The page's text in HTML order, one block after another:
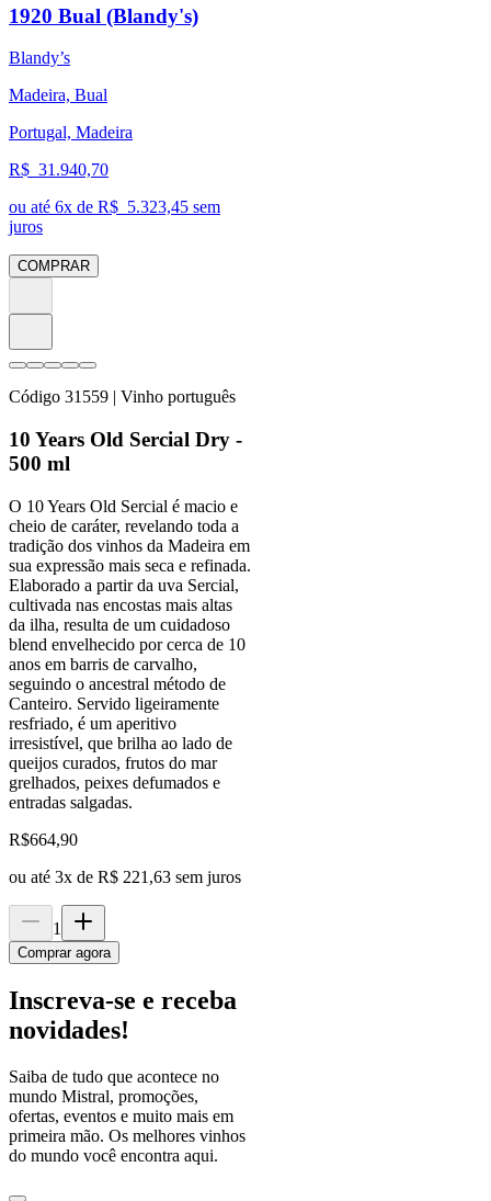
1920 Bual (Blandy's)
Blandy’s
Madeira, Bual
Portugal, Madeira
R$ 31.940,70
ou até 6x de R$ 5.323,45 sem
juros
COMPRAR
Código 31559 | Vinho português
10 Years Old Sercial Dry -
500 ml
O 10 Years Old Sercial é macio e
cheio de caráter, revelando toda a
tradição dos vinhos da Madeira em
sua expressão mais seca e refinada.
Elaborado a partir da uva Sercial,
cultivada nas encostas mais altas
da ilha, resulta de um cuidadoso
blend envelhecido por cerca de 10
anos em barris de carvalho,
seguindo o ancestral método de
Canteiro. Servido ligeiramente
resfriado, é um aperitivo
irresistível, que brilha ao lado de
queijos curados, frutos do mar
grelhados, peixes defumados e
entradas salgadas.
R$664,90
ou até 3x de R$ 221,63 sem juros
1
Comprar agora
Inscreva-se e receba
novidades!
Saiba de tudo que acontece no
mundo Mistral, promoções,
ofertas, eventos e muito mais em
primeira mão. Os melhores vinhos
do mundo você encontra aqui.